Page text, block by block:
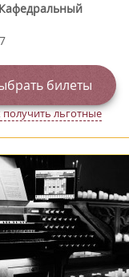
билеты
получить льготные